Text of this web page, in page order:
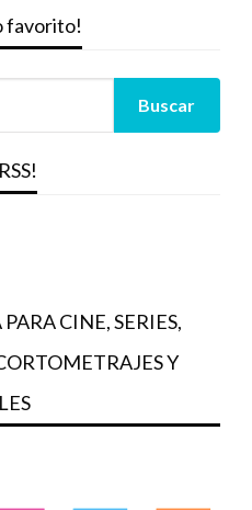
favorito!
CINE, SERIES,
Y